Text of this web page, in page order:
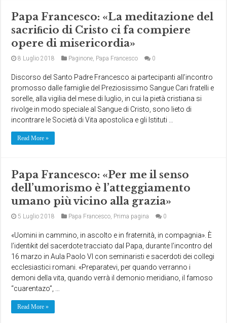
Papa Francesco: «La meditazione del
sacriﬁcio di Cristo ci fa compiere
opere di misericordia»
8 Luglio 2018 Paginone, Papa Francesco 0
Discorso del Santo Padre Francesco ai partecipanti all’incontro
promosso dalle famiglie del Preziosissimo Sangue Cari fratelli e
sorelle, alla vigilia del mese di luglio, in cui la pietà cristiana si
rivolge in modo speciale al Sangue di Cristo, sono lieto di
incontrare le Società di Vita apostolica e gli Istituti …
Read More »
Papa Francesco: «Per me il senso
dell’umorismo è l’atteggiamento
umano più vicino alla grazia»
5 Luglio 2018 Papa Francesco, Prima pagina 0
«Uomini in cammino, in ascolto e in fraternità, in compagnia». È
l’identikit del sacerdote tracciato dal Papa, durante l’incontro del
16 marzo in Aula Paolo VI con seminaristi e sacerdoti dei collegi
ecclesiastici romani. «Preparatevi, per quando verranno i
demoni della vita, quando verrà il demonio meridiano, il famoso
“cuarentazo”, …
Read More »